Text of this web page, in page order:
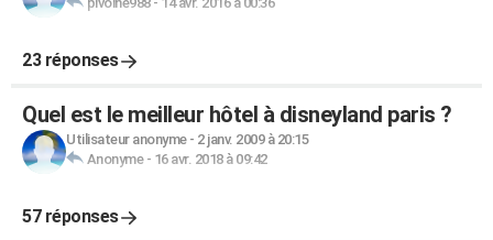
23 réponses
Quel est le meilleur hôtel à disneyland paris ?
Utilisateur anonyme- 2 janv. 2009 à 20:15
Anonyme- 16 avr. 2018 à 09:42
57 réponses